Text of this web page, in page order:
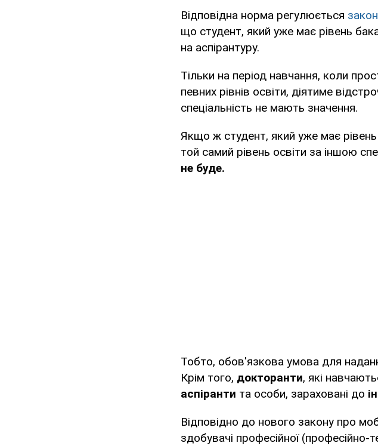
Відповідна норма регулюється
що студент, який уже має рівень
на аспірантуру.
Тільки на період навчання, коли
певних рівнів освіти, діятиме
спеціальність не мають значення.
Якщо ж студент, який уже має
той самий рівень освіти за іншою
не буде.
Тобто, обов'язкова умова для
Крім того, докторанти, які
аспіранти та особи, зараховані до
Відповідно до нового закону про
здобувачі професійної (професійно-